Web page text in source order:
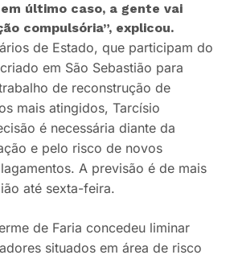
último caso, a gente vai
compulsória”, explicou.
de Estado, que participam do
em São Sebastião para
de reconstrução de
mais atingidos, Tarcísio
é necessária diante da
e pelo risco de novos
A previsão é de mais
até sexta-feira.
de Faria concedeu liminar
situados em área de risco